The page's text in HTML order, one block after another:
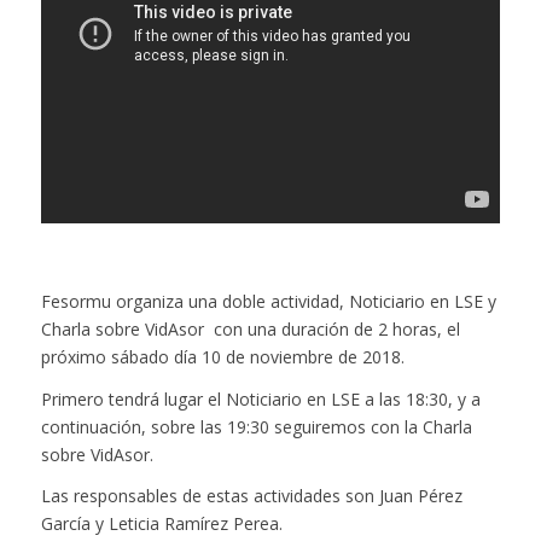
Fesormu organiza una doble actividad, Noticiario en LSE y
Charla sobre VidAsor con una duración de 2 horas, el
próximo sábado día 10 de noviembre de 2018.
Primero tendrá lugar el Noticiario en LSE a las 18:30, y a
continuación, sobre las 19:30 seguiremos con la Charla
sobre VidAsor.
Las responsables de estas actividades son Juan Pérez
García y Leticia Ramírez Perea.